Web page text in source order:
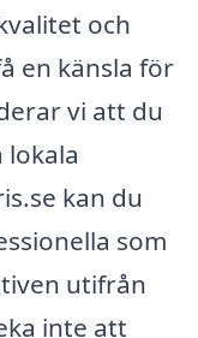
och
en känsla för
vi att du
kan du
som
utifrån
inte att